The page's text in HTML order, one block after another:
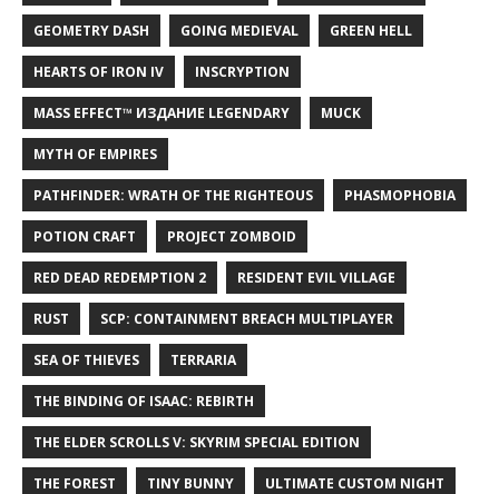
GEOMETRY DASH GOING MEDIEVAL GREEN HELL
HEARTS OF IRON IV INSCRYPTION
MASS EFFECT™ ИЗДАНИЕ LEGENDARY MUCK
MYTH OF EMPIRES
PATHFINDER: WRATH OF THE RIGHTEOUS PHASMOPHOBIA
POTION CRAFT PROJECT ZOMBOID
RED DEAD REDEMPTION 2 RESIDENT EVIL VILLAGE
RUST SCP: CONTAINMENT BREACH MULTIPLAYER
SEA OF THIEVES TERRARIA
THE BINDING OF ISAAC: REBIRTH
THE ELDER SCROLLS V: SKYRIM SPECIAL EDITION
THE FOREST TINY BUNNY ULTIMATE CUSTOM NIGHT